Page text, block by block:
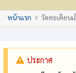
หน้าแรก วัดตะเคียน
ประกาศ